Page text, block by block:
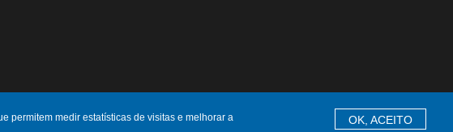
permitem medir estatísticas de visitas e melhorar a
OK, ACEITO